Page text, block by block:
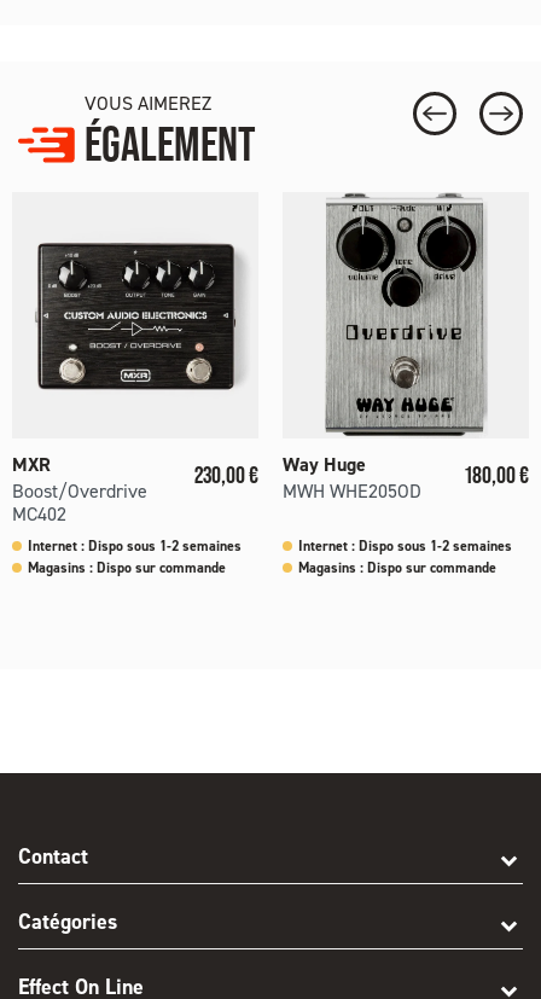
VOUS AIMEREZ
ÉGALEMENT
MXR
Boost/Overdrive
MC402
Prix
230,00 €
Internet : Dispo sous 1-2 semaines
Magasins : Dispo sur commande
Way Huge
MWH WHE205OD
Prix
180,00 €
Internet : Dispo sous 1-2 semaines
Magasins : Dispo sur commande
Contact
Catégories
Effect On Line